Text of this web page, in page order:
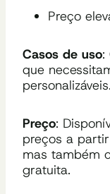
Preço
Casos de uso:
que
personalizáveis.
Preço:
preços a
mas também
gratuita.